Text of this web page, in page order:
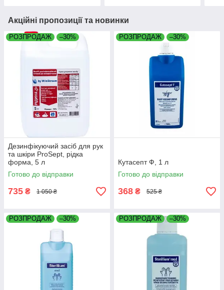
Акційні пропозиції та новинки
РОЗПРОДАЖ –30%
Дезинфікуючий засіб для рук
та шкіри ProSept, рідка
форма, 5 л
Готово до відправки
735 ₴ 1 050 ₴
РОЗПРОДАЖ –30%
Кутасепт Ф, 1 л
Готово до відправки
368 ₴ 525 ₴
РОЗПРОДАЖ –30% РОЗПРОДАЖ –30%